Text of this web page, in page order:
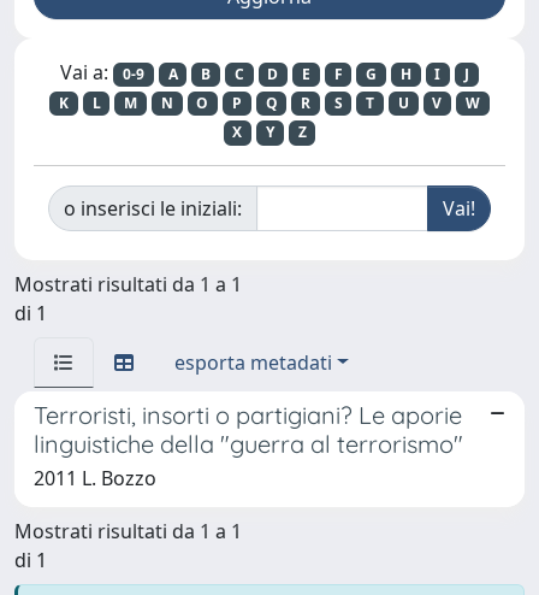
Vai a: 0-9 A B C D E F G H I
J
K
L M N O P Q R S T U V
W
X
Y Z
o inserisci le iniziali:
Mostrati risultati da 1 a 1
di 1
esporta metadati
Terroristi, insorti o partigiani? Le aporie
linguistiche della "guerra al terrorismo"
2011 L. Bozzo
Mostrati risultati da 1 a 1
di 1